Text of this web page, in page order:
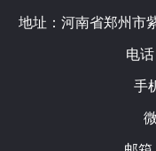
地址：河南省郑州市
电
手